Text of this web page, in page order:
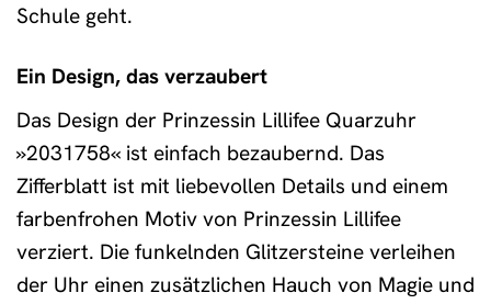
Schule geht.
Ein Design, das verzaubert
Das Design der Prinzessin Lillifee Quarzuhr
»2031758« ist einfach bezaubernd. Das
Zifferblatt ist mit liebevollen Details und einem
farbenfrohen Motiv von Prinzessin Lillifee
verziert. Die funkelnden Glitzersteine verleihen
der Uhr einen zusätzlichen Hauch von Magie und